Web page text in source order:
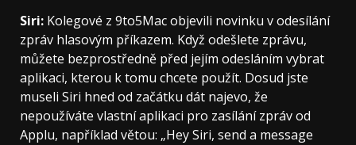
Siri: Kolegové z 9to5Mac objevili novinku v odesílání
zpráv hlasovým příkazem. Když odešlete zprávu,
můžete bezprostředně před jejím odesláním vybrat
aplikaci, kterou k tomu chcete použít. Dosud jste
museli Siri hned od začátku dát najevo, že
nepoužíváte vlastní aplikaci pro zasílání zpráv od
Applu, například větou: „Hey Siri, send a message